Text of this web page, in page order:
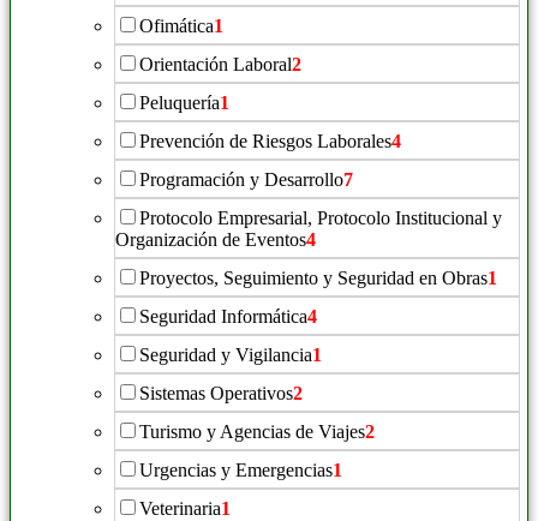
Ofimática1
Orientación Laboral2
Peluquería1
Prevención de Riesgos Laborales4
Programación y Desarrollo7
Protocolo Empresarial, Protocolo Institucional y
Organización de Eventos4
Proyectos, Seguimiento y Seguridad en Obras1
Seguridad Informática4
Seguridad y Vigilancia1
Sistemas Operativos2
Turismo y Agencias de Viajes2
Urgencias y Emergencias1
Veterinaria1